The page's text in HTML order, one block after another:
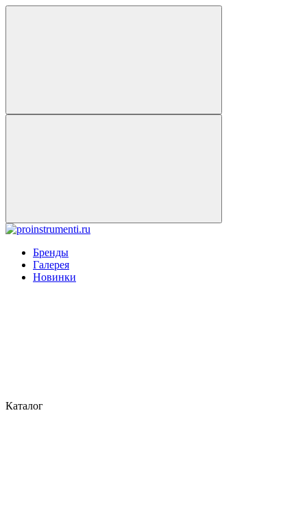
Бренды
Галерея
Новинки
Каталог